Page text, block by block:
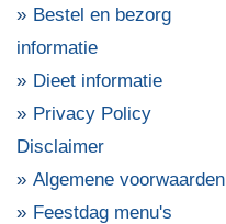
Bestel en bezorg
informatie
Dieet informatie
Privacy Policy
Disclaimer
Algemene voorwaarden
Feestdag menu's